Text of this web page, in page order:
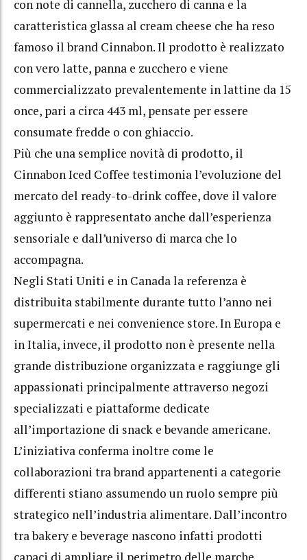
con note di cannella, zucchero di canna e la
caratteristica glassa al cream cheese che ha reso
famoso il brand Cinnabon. Il prodotto è realizzato
con vero latte, panna e zucchero e viene
commercializzato prevalentemente in lattine da 15
once, pari a circa 443 ml, pensate per essere
consumate fredde o con ghiaccio.
Più che una semplice novità di prodotto, il
Cinnabon Iced Coffee testimonia l’evoluzione del
mercato del ready-to-drink coffee, dove il valore
aggiunto è rappresentato anche dall’esperienza
sensoriale e dall’universo di marca che lo
accompagna.
Negli Stati Uniti e in Canada la referenza è
distribuita stabilmente durante tutto l’anno nei
supermercati e nei convenience store. In Europa e
in Italia, invece, il prodotto non è presente nella
grande distribuzione organizzata e raggiunge gli
appassionati principalmente attraverso negozi
specializzati e piattaforme dedicate
all’importazione di snack e bevande americane.
L’iniziativa conferma inoltre come le
collaborazioni tra brand appartenenti a categorie
differenti stiano assumendo un ruolo sempre più
strategico nell’industria alimentare. Dall’incontro
tra bakery e beverage nascono infatti prodotti